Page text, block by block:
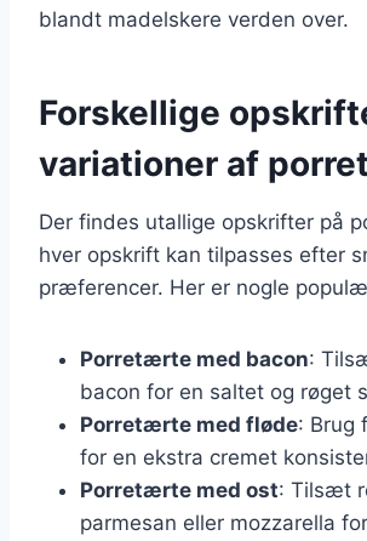
blandt madelskere verden over.
Forskellige
variationer af
Der findes utallige opskrifter på
hver opskrift kan tilpasses efter
præferencer. Her er nogle
Porretærte med bacon:
bacon for en saltet og røget
Porretærte med fløde: Brug
for en ekstra cremet
Porretærte med ost: Tilsæt
parmesan eller mozzarella